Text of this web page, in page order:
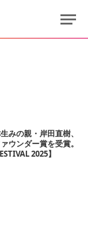
みの親・岸田直樹、
ウンダー賞を受賞。
2025】